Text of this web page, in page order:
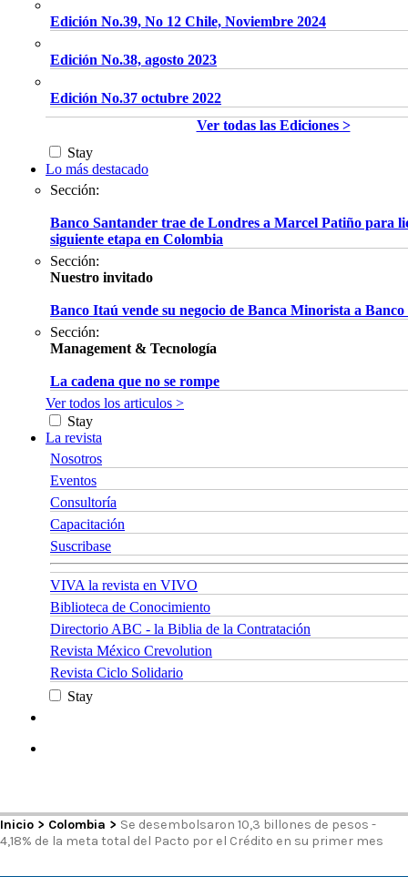
Edición No.39, No 12 Chile, Noviembre 2024
Edición No.38, agosto 2023
Edición No.37 octubre 2022
Ver todas las Ediciones >
Stay
Lo más destacado
Sección:
Banco Santander trae de Londres a Marcel Patiño para
siguiente etapa en Colombia
Sección:
Nuestro invitado
Banco Itaú vende su negocio de Banca Minorista a Banco
Sección:
Management & Tecnología
La cadena que no se rompe
Ver todos los articulos >
Stay
La revista
Nosotros
Eventos
Consultoría
Capacitación
Suscribase
VIVA la revista en VIVO
Biblioteca de Conocimiento
Directorio ABC - la Biblia de la Contratación
Revista México Crevolution
Revista Ciclo Solidario
Stay
Inicio > Colombia > Se desembolsaron 10,3 billones de pesos -
4,18% de la meta total del Pacto por el Crédito en su primer mes